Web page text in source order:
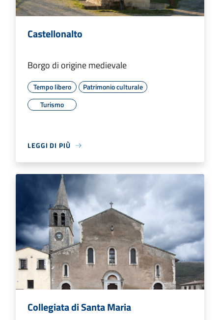
Castellonalto
Borgo di origine medievale
Tempo libero
Patrimonio culturale
Turismo
LEGGI DI PIÙ
Collegiata di Santa Maria